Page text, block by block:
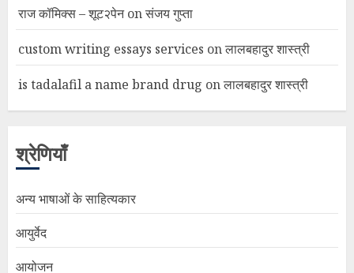
राज कॉमिक्स – शूट२पेनonसंजय गुप्ता
custom writing essays services onलालबहादुर शास्त्री
is tadalafil a name brand drug onलालबहादुर शास्त्री
श्रेणियाँ
अन्य भाषाओं के साहित्यकार
आयुर्वेद
आयोजन